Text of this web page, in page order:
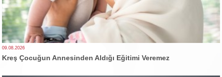
09.08.2026
Kreş Çocuğun Annesinden Aldığı Eğitimi Veremez